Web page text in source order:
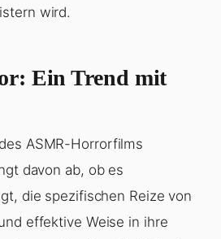
wird.
Ein Trend mit
ASMR-Horrorfilms
davon ab, ob es
die spezifischen Reize von
effektive Weise in ihre